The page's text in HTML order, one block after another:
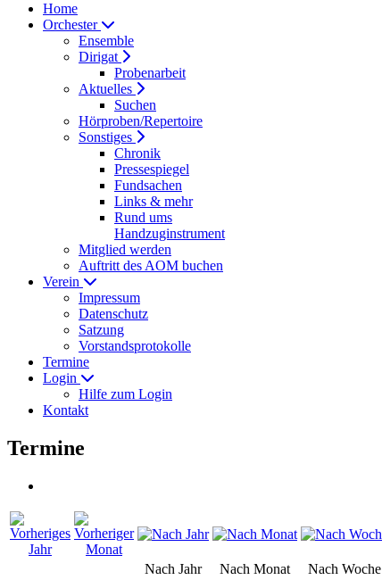
Home
Orchester
Ensemble
Dirigat
Probenarbeit
Aktuelles
Suchen
Hörproben/Repertoire
Sonstiges
Chronik
Pressespiegel
Fundsachen
Links & mehr
Rund ums
Handzuginstrument
Mitglied werden
Auftritt des AOM buchen
Verein
Impressum
Datenschutz
Satzung
Vorstandsprotokolle
Termine
Login
Hilfe zum Login
Kontakt
Termine
Nach Jahr Nach Monat Nach Woche